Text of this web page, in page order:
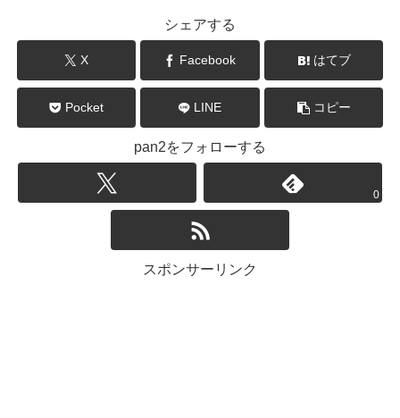
シェアする
X Facebook はてブ
Pocket LINE コピー
pan2をフォローする
0
スポンサーリンク